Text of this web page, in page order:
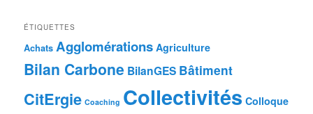
ÉTIQUETTES
Achats Agglomérations Agriculture
Bilan Carbone BilanGES Bâtiment
CitErgie Coaching Collectivités Colloque